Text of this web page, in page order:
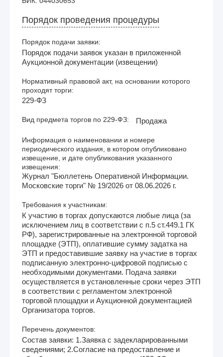
Порядок проведения процедуры
Порядок подачи заявки:
Порядок подачи заявок указан в приложенной
Аукционной документации (извещении)
Нормативный правовой акт, на основании которого
проходят торги:
229-ФЗ
Вид предмета торгов по 229-ФЗ: Продажа
Информация о наименовании и номере
периодического издания, в котором опубликовано
извещение, и дате опубликования указанного
извещения:
Журнал "Бюллетень Оперативной Информации.
Московские торги" № 19/2026 от 08.06.2026 г.
Требования к участникам:
К участию в торгах допускаются любые лица (за
исключением лиц в соответствии с п.5 ст.449.1 ГК
РФ), зарегистрированные на электронной торговой
площадке (ЭТП), оплатившие сумму задатка на
ЭТП и предоставившие заявку на участие в торгах
подписанную электронно-цифровой подписью с
необходимыми документами. Подача заявки
осуществляется в установленные сроки через ЭТП
в соответствии с регламентом электронной
торговой площадки и Аукционной документацией
Организатора торгов.
Перечень документов:
Состав заявки: 1.Заявка с задекларированными
сведениями; 2.Согласие на предоставление и